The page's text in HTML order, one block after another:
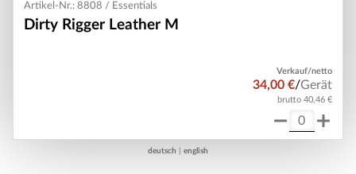
Artikel-Nr.: 8808 / Essentials
Dirty Rigger Leather M
Verkauf/netto
34,00 €/Gerät
brutto 40,46 €
deutsch english